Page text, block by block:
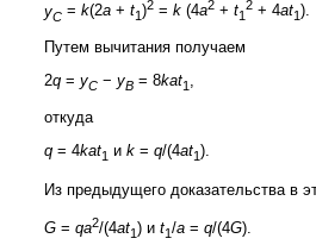
yC = k(2a + t1)2 = k (4a2 + t1
2 + 4at1).
Путем вычитания получаем
2q = yC − yB = 8kat1 ,
откуда
q = 4kat1 и k = q/(4at1).
Из предыдущего доказательства в
G = qa2/(4at1) и t1/a = q/(4G).